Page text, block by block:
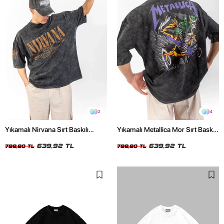
2
Yıkamalı Nirvana Sırt Baskılı
799,90 TL 639,92 TL
4
Yıkamalı Metallica Mor Sırt Baskılı
799,90 TL 639,92 TL